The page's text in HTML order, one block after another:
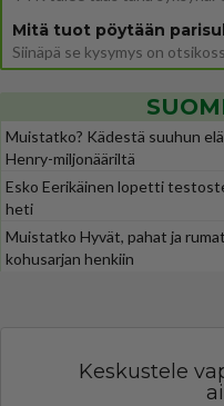
Mitä tuot pöytään
Muistatko? Kädestä suuhun
Henry-miljonääriltä
Esko Eerikäinen lopetti
heti
Muistatko Hyvät, pahat ja
kohusarjan henkiin
Keskustele